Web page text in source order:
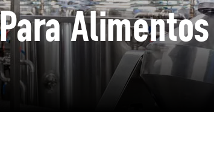
Alimentos